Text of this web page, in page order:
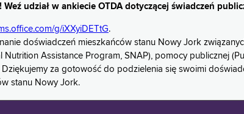
Weź udział w ankiecie OTDA dotyczącej świadczeń
g/iXXyiDETtG.
doświadczeń mieszkańców stanu Nowy Jork
Nutrition Assistance Program, SNAP), pomocy publicznej
Dziękujemy za gotowość do podzielenia się swoimi
stanu Nowy Jork.